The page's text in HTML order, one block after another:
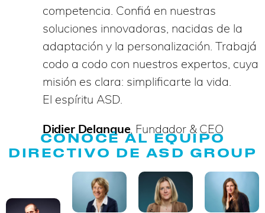
competencia. Confiá en nuestras
soluciones innovadoras, nacidas de la
adaptación y la personalización. Trabajá
codo a codo con nuestros expertos, cuya
misión es clara: simplificarte la vida.
El espíritu ASD.
Didier Delangue, Fundador & CEO
CONOCÉ AL EQUIPO
DIRECTIVO DE ASD GROUP